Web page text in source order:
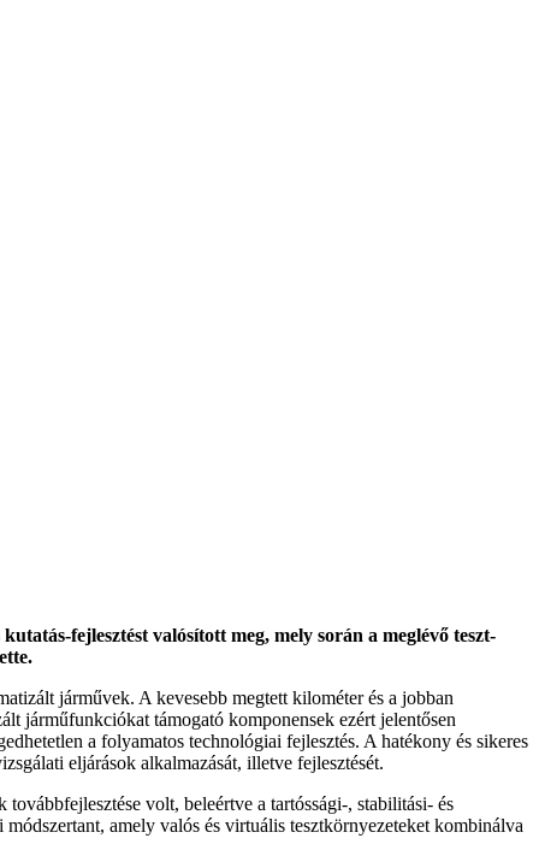
fejlesztést valósított meg, mely során a meglévő teszt-
járművek. A kevesebb megtett kilométer és a jobban
járműfunkciókat támogató komponensek ezért jelentősen
a folyamatos technológiai fejlesztés. A hatékony és sikeres
eljárások alkalmazását, illetve fejlesztését.
volt, beleértve a tartóssági-, stabilitási- és
amely valós és virtuális tesztkörnyezeteket kombinálva